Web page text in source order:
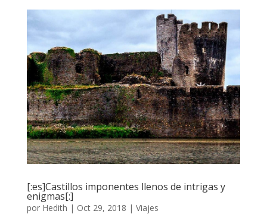
[:es]Castillos imponentes llenos de intrigas y
enigmas[:]
por Hedith | Oct 29, 2018 | Viajes